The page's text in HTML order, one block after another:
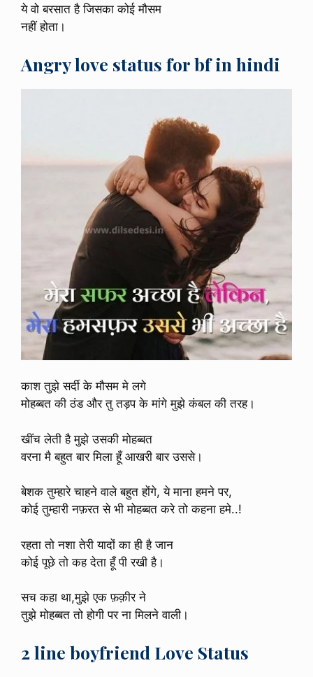
ये वो बरसात है जिसका कोई मौसम
नहीं होता।
Angry love status for bf in hindi
काश तुझे सर्दी के मौसम मे लगे
मोहब्बत की ठंड और तु तड़प के मांगे मुझे कंबल की तरह।
खींच लेती है मुझे उसकी मोहब्बत
वरना मै बहुत बार मिला हूँ आखरी बार उससे।
बेशक तुम्हारे चाहने वाले बहुत होंगे, ये माना हमने पर,
कोई तुम्हारी नफ़रत से भी मोहब्बत करे तो कहना हमे..!
रहता तो नशा तेरी यादों का ही है जान
कोई पूछे तो कह देता हूँ पी रखी है।
सच कहा था,मुझे एक फ़क़ीर ने
तुझे मोहब्बत तो होगी पर ना मिलने वाली।
2 line boyfriend Love Status